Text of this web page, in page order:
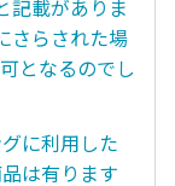
記載がありま
さらされた場
となるのでし
に利用した
は有ります